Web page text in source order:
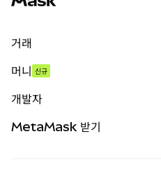
거래
무기한 선물
실물자산
머니 신규
개발자
MetaMask 받기